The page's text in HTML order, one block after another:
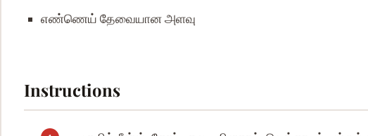
எண்ணெய் தேவையான அளவு
Instructions